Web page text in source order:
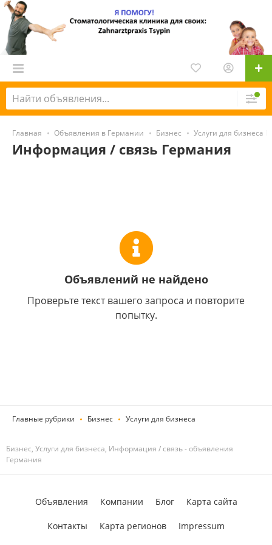
Главная Объявления в Германии Бизнес Услуги для бизнеса
Информация / связь Германия
Объявлений не найдено
Проверьте текст вашего запроса и повторите
попытку.
Главные рубрики Бизнес Услуги для бизнеса
Бизнес, Услуги для бизнеса, Информация / связь - объявления
Германия
Объявления Компании Блог Карта сайта
Контакты Карта регионов Impressum